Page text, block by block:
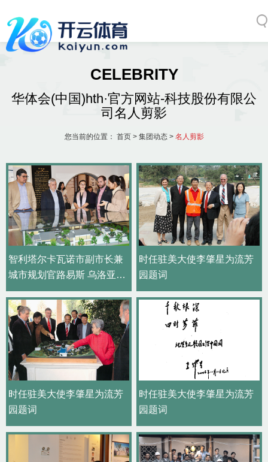
CELEBRITY
华体会(中国)hth·官方网站-科技股份有限公
司名人剪影
您当前的位置： 首页> 集团动态> 名人剪影
智利塔尔卡瓦诺市副市长兼
城市规划官路易斯 乌洛亚一
行带队来访园林股份公司
时任驻美大使李肇星为流芳
园题词
时任驻美大使李肇星为流芳
园题词
时任驻美大使李肇星为流芳
园题词